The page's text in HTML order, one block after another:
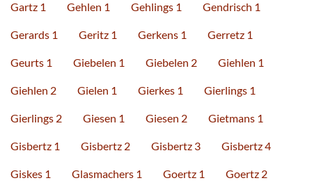
Gartz 1 Gehlen 1 Gehlings 1 Gendrisch 1
Gerards 1 Geritz 1 Gerkens 1 Gerretz 1
Geurts 1 Giebelen 1 Giebelen 2 Giehlen 1
Giehlen 2 Gielen 1 Gierkes 1 Gierlings 1
Gierlings 2 Giesen 1 Giesen 2 Gietmans 1
Gisbertz 1 Gisbertz 2 Gisbertz 3 Gisbertz 4
Giskes 1 Glasmachers 1 Goertz 1 Goertz 2